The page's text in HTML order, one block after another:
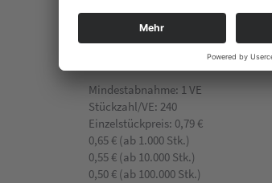
Land Baden-Württemberg
Prüfung und Zertifizierung durch
Mindestabnahme: 1 VE
Stückzahl/VE: 240
Einzelstückpreis: 0,79 €
0,65 € (ab 1.000 Stk.)
0,55 € (ab 10.000 Stk.)
0,50 € (ab 100.000 Stk.)